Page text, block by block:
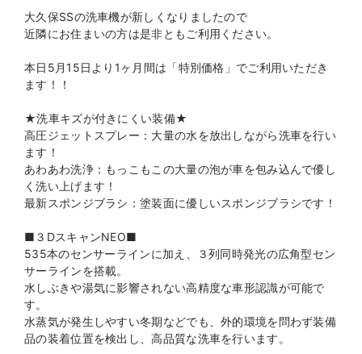
大久保SSの洗車機が新しくなりましたので
近隣にお住まいの方は是非ともご利用ください。
本日5月15日より1ヶ月間は「特別価格」でご利用いただき
ます！！
★洗車キズが付きにくい装備★
高圧ジェットスプレー：大量の水を放出しながら洗車を行い
ます！
あわあわ洗浄：もっこもこの大量の泡が車を包み込んで優し
く洗い上げます！
最新スポンジブラシ：塗装面に優しいスポンジブラシです！
■３DスキャンNEO■
535本のセンサーラインに加え、３列同時発光の広角型セン
サーラインを搭載。
水しぶきや湯気に影響されない高精度な車形認識が可能で
す。
水蒸気が発生しやすい冬期などでも、外的環境を問わず装備
品の装着位置を検出し、高品質な洗車を行います。